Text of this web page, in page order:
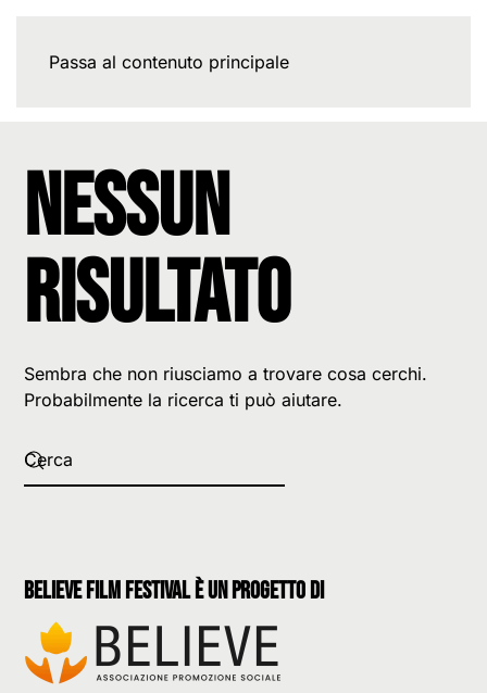
Passa al contenuto principale
Nessun
risultato
Sembra che non riusciamo a trovare cosa cerchi.
Probabilmente la ricerca ti può aiutare.
believe film festival è un progetto di